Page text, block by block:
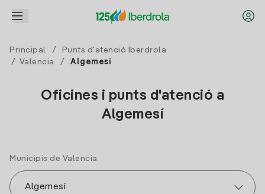
Principal /
Punts d'atenció Iberdrola
/ Valencia / Algemesí
Oficines i punts d'atenció a
Algemesí
Municipis de Valencia